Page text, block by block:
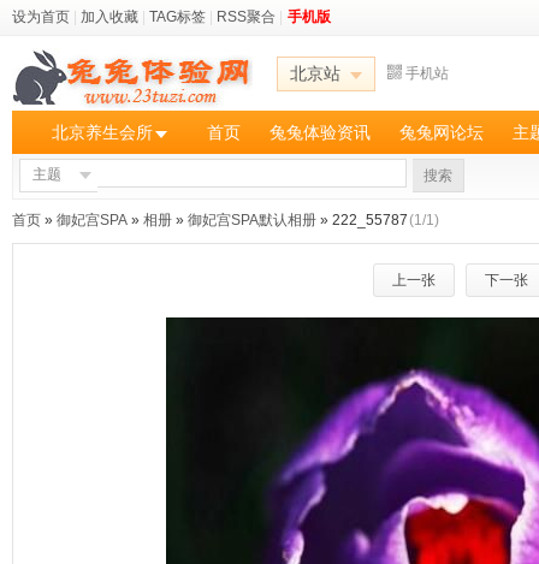
设为首页 加入收藏 TAG标签 RSS聚合 手机版
北京站 手机站
北京养生会所 首页 兔兔体验资讯 兔兔网论坛 主
主题 搜索
首页 » 御妃宫SPA » 相册 » 御妃宫SPA默认相册 » 222_55787(1/1)
上一张 下一张